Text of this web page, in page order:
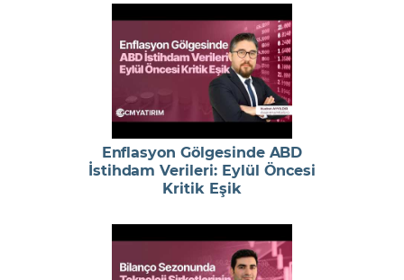
Enflasyon Gölgesinde ABD
İstihdam Verileri: Eylül Öncesi
Kritik Eşik